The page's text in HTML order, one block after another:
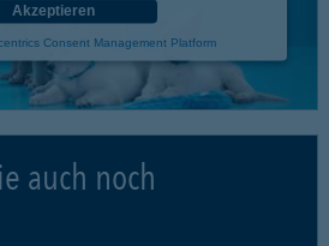
Akzeptieren
Consent Management Platform
auch noch